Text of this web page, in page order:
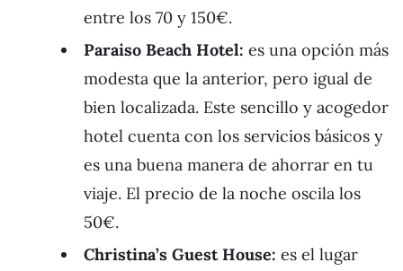
entre los 70 y 150€.
Paraiso Beach Hotel: es una opción más
modesta que la anterior, pero igual de
bien localizada. Este sencillo y acogedor
hotel cuenta con los servicios básicos y
es una buena manera de ahorrar en tu
viaje. El precio de la noche oscila los
50€.
Christina’s Guest House: es el lugar